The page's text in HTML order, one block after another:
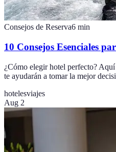
Consejos de Reserva6 min
10 Consejos Esenciales
¿Cómo elegir hotel perfecto?
te ayudarán a tomar la mejor
hotelesviajes
Aug 2